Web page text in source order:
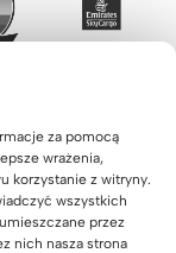
za pomocą
wrażenia,
korzystanie z witryny.
wszystkich
przez
nich nasza strona